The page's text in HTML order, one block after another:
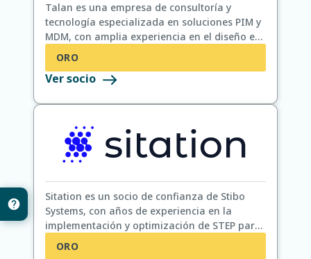
Talan es una empresa de consultoría y
tecnología especializada en soluciones PIM y
MDM, con amplia experiencia en el diseño e
implementación de plataformas de datos en
ORO
Ver socio
Sitation es un socio de confianza de Stibo
Systems, con años de experiencia en la
implementación y optimización de STEP para
ayudar a marcas y minoristas a resolver
ORO